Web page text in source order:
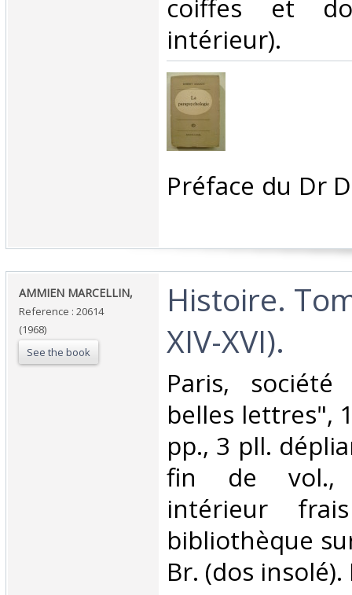
coiffes et
intérieur).‎
‎Préface du Dr
‎AMMIEN MARCELLIN,‎
Reference : 20614
(1968)
See the book
‎Histoire.
XIV-XVI).‎
‎Paris,
belles lettres",
pp., 3 pll.
fin de vol.,
intérieur
bibliothèque
Br. (dos